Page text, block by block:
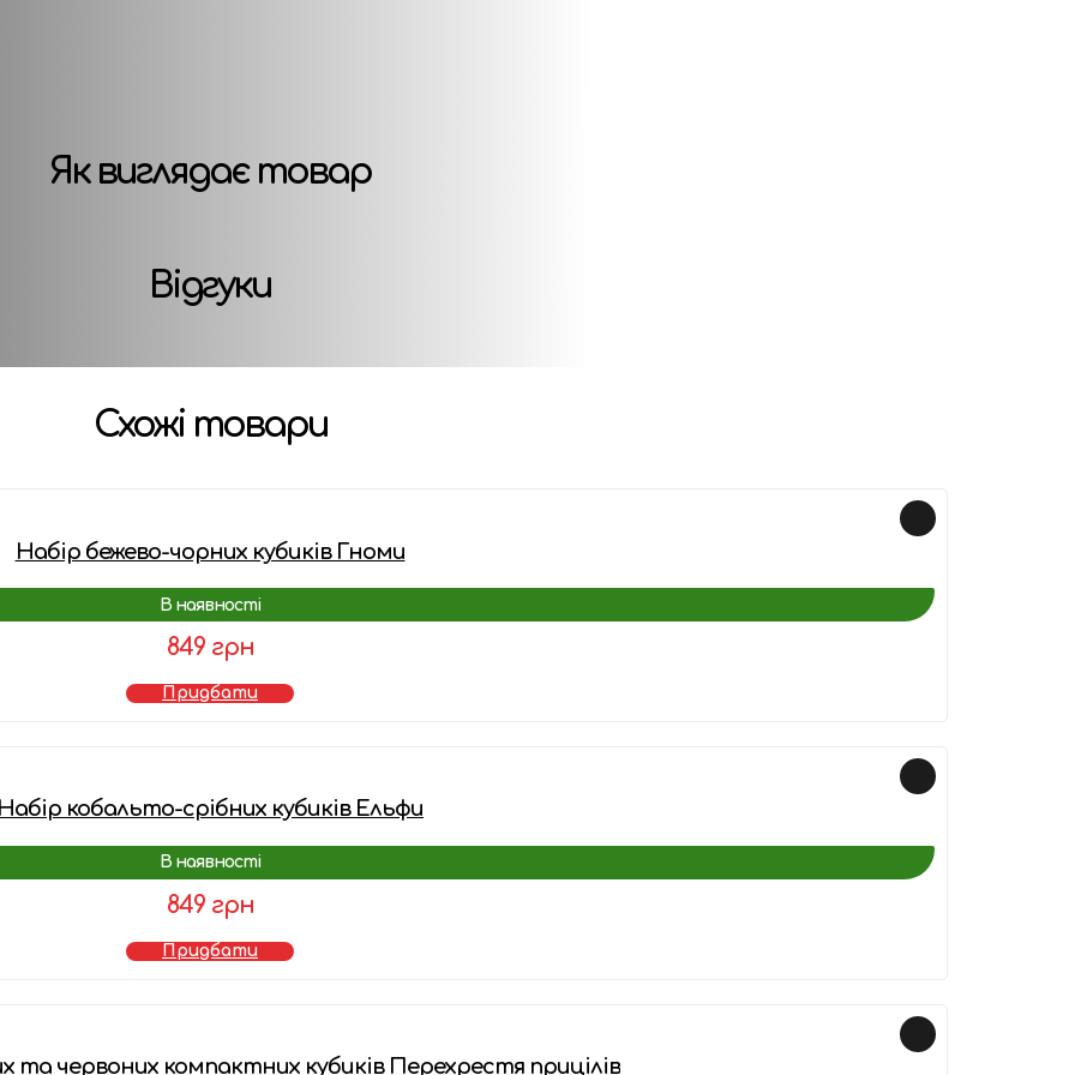
Як виглядає товар
Відгуки
Схожі товари
Набір бежево-чорних кубиків Гноми
В наявності
849 грн
Придбати
Набір кобальто-срібних кубиків Ельфи
В наявності
849 грн
Придбати
та червоних компактних кубиків Перехрестя прицілів